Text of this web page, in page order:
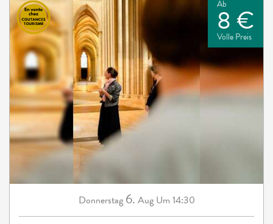
Ab
8 €
Volle Preis
Donnerstag 6. Aug Um 14:30